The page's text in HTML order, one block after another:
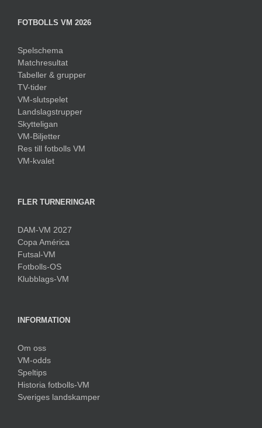
FOTBOLLS VM 2026
Spelschema
Matchresultat
Tabeller & grupper
TV-tider
VM-slutspelet
Landslagstrupper
Skytteligan
VM-Biljetter
Res till fotbolls VM
VM-kvalet
FLER TURNERINGAR
DAM-VM 2027
Copa América
Futsal-VM
Fotbolls-OS
Klubblags-VM
INFORMATION
Om oss
VM-odds
Speltips
Historia fotbolls-VM
Sveriges landskamper